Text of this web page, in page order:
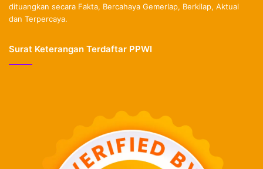
dituangkan secara Fakta, Bercahaya Gemerlap, Berkilap, Aktual
dan Terpercaya.
Surat Keterangan Terdaftar PPWI